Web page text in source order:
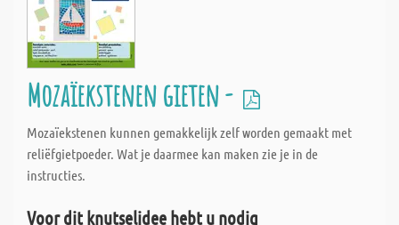
Mozaïekstenen gieten -
Mozaïekstenen kunnen gemakkelijk zelf worden gemaakt met
reliëfgietpoeder. Wat je daarmee kan maken zie je in de
instructies.
Voor dit knutselidee hebt u nodig